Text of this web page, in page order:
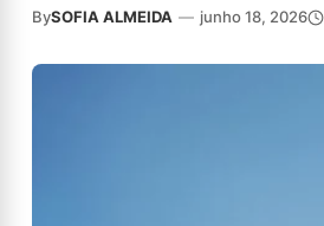
BySOFIA ALMEIDA — junho 18, 2026